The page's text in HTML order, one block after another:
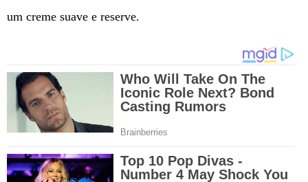
um creme suave e reserve.